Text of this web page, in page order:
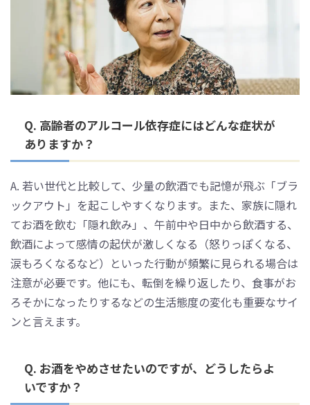
Q. 高齢者のアルコール依存症にはどんな症状が
ありますか？
A. 若い世代と比較して、少量の飲酒でも記憶が飛ぶ「ブラ
ックアウト」を起こしやすくなります。また、家族に隠れ
てお酒を飲む「隠れ飲み」、午前中や日中から飲酒する、
飲酒によって感情の起伏が激しくなる（怒りっぽくなる、
涙もろくなるなど）といった行動が頻繁に見られる場合は
注意が必要です。他にも、転倒を繰り返したり、食事がお
ろそかになったりするなどの生活態度の変化も重要なサイ
ンと言えます。
Q. お酒をやめさせたいのですが、どうしたらよ
いですか？